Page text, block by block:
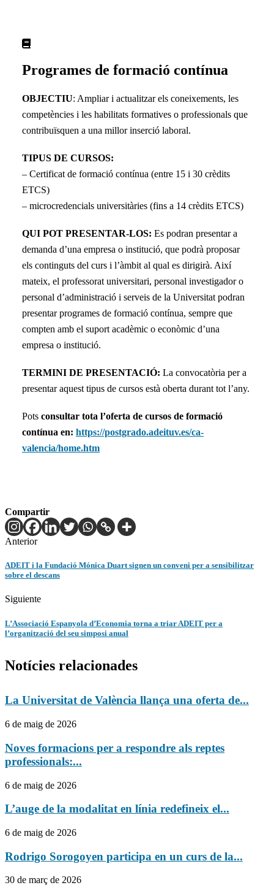
Programes de formació contínua
OBJECTIU: Ampliar i actualitzar els coneixements, les
competències i les habilitats formatives o professionals que
contribuïsquen a una millor inserció laboral.
TIPUS DE CURSOS:
– Certificat de formació contínua (entre 15 i 30 crèdits
ETCS)
– microcredencials universitàries (fins a 14 crèdits ETCS)
QUI POT PRESENTAR-LOS: Es podran presentar a
demanda d’una empresa o institució, que podrà proposar
els continguts del curs i l’àmbit al qual es dirigirà. Així
mateix, el professorat universitari, personal investigador o
personal d’administració i serveis de la Universitat podran
presentar programes de formació contínua, sempre que
compten amb el suport acadèmic o econòmic d’una
empresa o institució.
TERMINI DE PRESENTACIÓ: La convocatòria per a
presentar aquest tipus de cursos està oberta durant tot l’any.
Pots consultar tota l’oferta de cursos de formació
contínua en: https://postgrado.adeituv.es/ca-
valencia/home.htm
Compartir
Anterior
ADEIT i la Fundació Mónica Duart signen un conveni per a sensibilitzar
sobre el descans
Siguiente
L’Associació Espanyola d’Economia torna a triar ADEIT per a
l’organització del seu simposi anual
Notícies relacionades
La Universitat de València llança una oferta de...
6 de maig de 2026
Noves formacions per a respondre als reptes
professionals:...
6 de maig de 2026
L’auge de la modalitat en línia redefineix el...
6 de maig de 2026
Rodrigo Sorogoyen participa en un curs de la...
30 de març de 2026